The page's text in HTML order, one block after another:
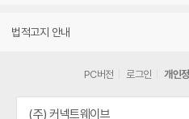
법적고지 안내
PC버전 로그인 개인
(주) 커넥트웨이브